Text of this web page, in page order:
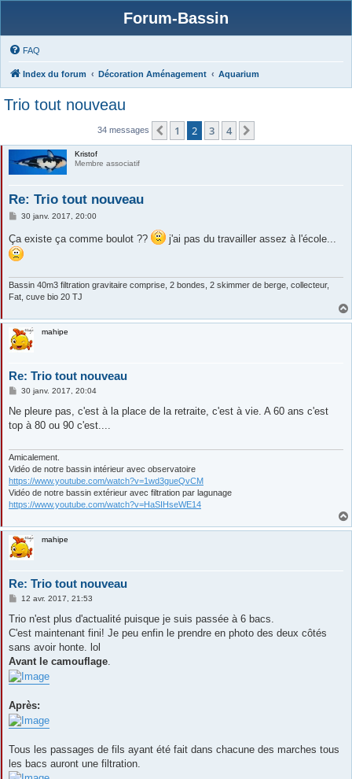
Forum-Bassin
FAQ
Index du forum Décoration Aménagement Aquarium
Trio tout nouveau
34 messages Précédente
1 2 3 4
Kristof
Membre associatif
Re: Trio tout nouveau
M
s
a
g
30 janv. 2017, 20:00
Ça existe ça comme boulot ?? j'ai pas du travailler assez à l'école...
Bassin 40m3 filtration gravitaire comprise, 2 bondes, 2 skimmer de berge, collecteur,
Fat, cuve bio 20 TJ
mahipe
Re: Trio tout nouveau
M
s
a
30 janv. 2017, 20:04
Ne pleure pas, c'est à la place de la retraite, c'est à vie. A 60 ans c'est
top à 80 ou 90 c'est....
Amicalement.
Vidéo de notre bassin intérieur avec observatoire
https://www.youtube.com/watch?v=1wd3gueQvCM
Vidéo de notre bassin extérieur avec filtration par lagunage
https://www.youtube.com/watch?v=HaSIHseWE14
mahipe
Re: Trio tout nouveau
M
s
a
g
12 avr. 2017, 21:53
Trio n'est plus d'actualité puisque je suis passée à 6 bacs.
C'est maintenant fini! Je peu enfin le prendre en photo des deux côtés
sans avoir honte. lol
Avant le camouflage.
Après:
Tous les passages de fils ayant été fait dans chacune des marches tous
les bacs auront une filtration.